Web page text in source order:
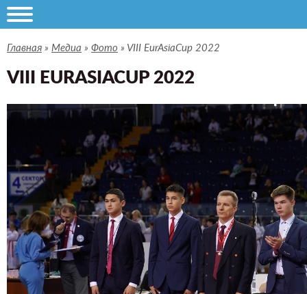
Главная » Медиа » Фото » VIII EurAsiaCup 2022
VIII EURASIACUP 2022